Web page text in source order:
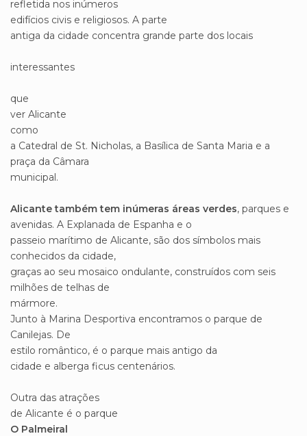
refletida nos inúmeros
edifícios civis e religiosos. A parte
antiga da cidade concentra grande parte dos locais
interessantes
que
ver Alicante
como
a Catedral de St. Nicholas, a Basílica de Santa Maria e a
praça da Câmara
municipal.
Alicante também tem inúmeras áreas verdes, parques e
avenidas. A Explanada de Espanha e o
passeio marítimo de Alicante, são dos símbolos mais
conhecidos da cidade,
graças ao seu mosaico ondulante, construídos com seis
milhões de telhas de
mármore.
Junto à Marina Desportiva encontramos o parque de
Canilejas. De
estilo romântico, é o parque mais antigo da
cidade e alberga ficus centenários.
Outra das atrações
de Alicante é o parque
O Palmeiral